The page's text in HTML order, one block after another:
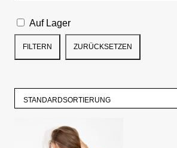
Auf Lager
ZURÜCKSETZEN
FILTERN
STANDARDSORTIERUNG